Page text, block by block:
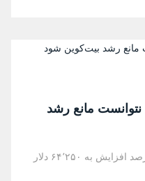
مانع رشد
قیمت بیتکوین صبح چهارشنبه با ۱ درصد افزایش به ۶۴٬۲۵۰ دلار